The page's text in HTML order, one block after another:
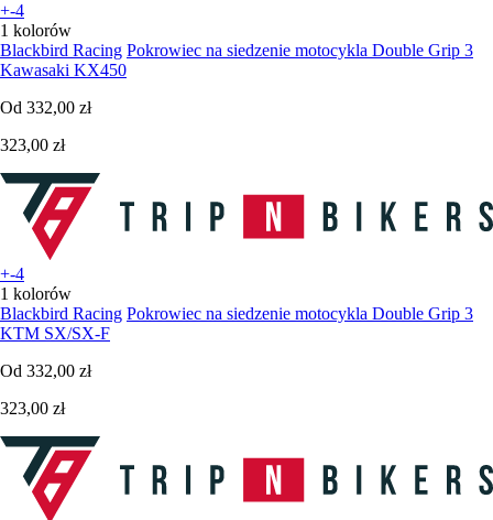
+-4
1 kolorów
Blackbird Racing Pokrowiec na siedzenie motocykla Double Grip 3
Kawasaki KX450
Od 332,00 zł
323,00 zł
+-4
1 kolorów
Blackbird Racing Pokrowiec na siedzenie motocykla Double Grip 3
KTM SX/SX-F
Od 332,00 zł
323,00 zł